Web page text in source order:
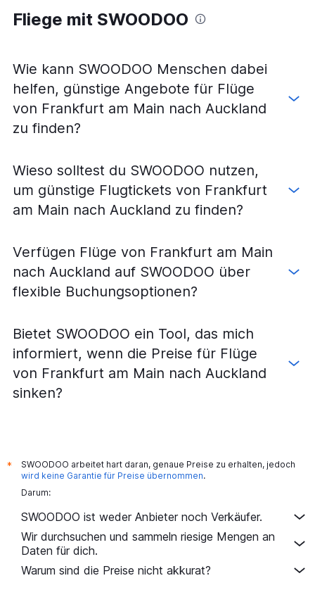
Fliege mit SWOODOO
Wie kann SWOODOO Menschen dabei
helfen, günstige Angebote für Flüge
von Frankfurt am Main nach Auckland
zu finden?
Wieso solltest du SWOODOO nutzen,
um günstige Flugtickets von Frankfurt
am Main nach Auckland zu finden?
Verfügen Flüge von Frankfurt am Main
nach Auckland auf SWOODOO über
flexible Buchungsoptionen?
Bietet SWOODOO ein Tool, das mich
informiert, wenn die Preise für Flüge
von Frankfurt am Main nach Auckland
sinken?
*
SWOODOO arbeitet hart daran, genaue Preise zu erhalten, jedoch
wird keine Garantie für Preise übernommen.
Darum:
SWOODOO ist weder Anbieter noch Verkäufer.
Wir durchsuchen und sammeln riesige Mengen an
Daten für dich.
Warum sind die Preise nicht akkurat?